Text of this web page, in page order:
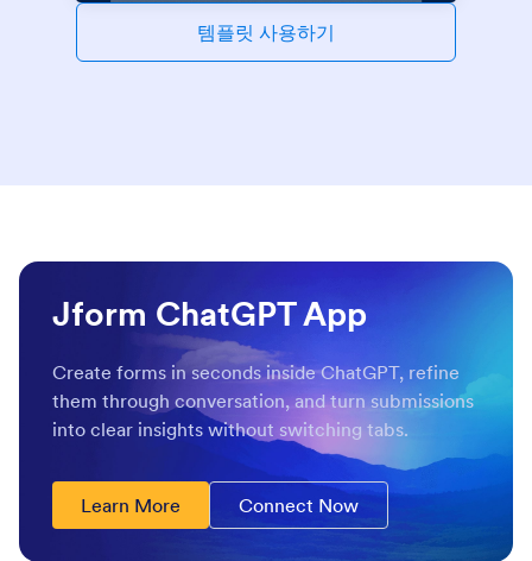
템플릿 사용하기
Jform ChatGPT App
Create forms in seconds inside ChatGPT, refine
them through conversation, and turn submissions
into clear insights without switching tabs.
Learn More Connect Now